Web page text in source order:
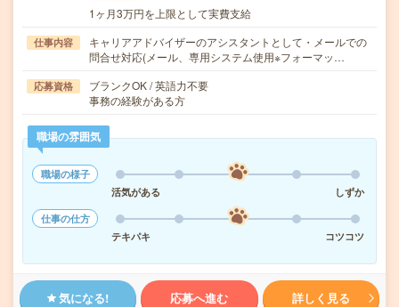
1ヶ月3万円を上限として実費支給
仕事内容
キャリアアドバイザーのアシスタントとして・メールでの
問合せ対応(メール、専用システム使用※フォーマッ…
応募資格
ブランクOK / 英語力不要
事務の経験がある方
職場の雰囲気
職場の様子
活気がある
しずか
仕事の仕方
テキパキ
コツコツ
気になる! 応募へ進む 詳しく見る